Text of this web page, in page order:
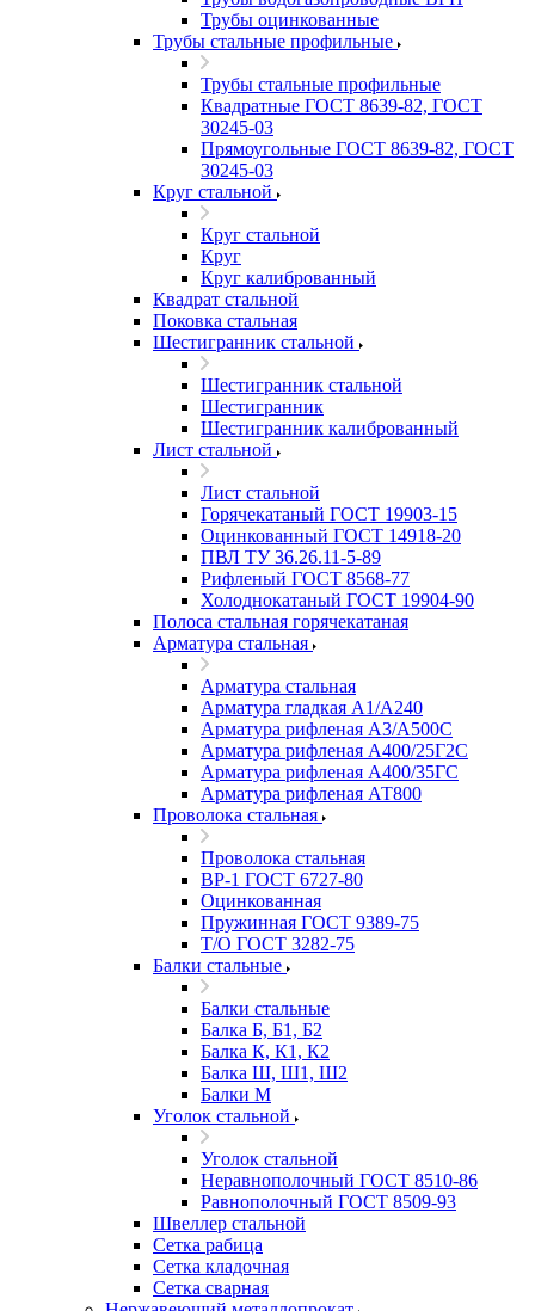
Трубы оцинкованные
Трубы стальные профильные
Трубы стальные профильные
Квадратные ГОСТ 8639-82, ГОСТ
30245-03
Прямоугольные ГОСТ 8639-82, ГОСТ
30245-03
Круг стальной
Круг стальной
Круг
Круг калиброванный
Квадрат стальной
Поковка стальная
Шестигранник стальной
Шестигранник стальной
Шестигранник
Шестигранник калиброванный
Лист стальной
Лист стальной
Горячекатаный ГОСТ 19903-15
Оцинкованный ГОСТ 14918-20
ПВЛ ТУ 36.26.11-5-89
Рифленый ГОСТ 8568-77
Холоднокатаный ГОСТ 19904-90
Полоса стальная горячекатаная
Арматура стальная
Арматура стальная
Арматура гладкая А1/А240
Арматура рифленая А3/А500С
Арматура рифленая А400/25Г2С
Арматура рифленая А400/35ГС
Арматура рифленая АТ800
Проволока стальная
Проволока стальная
ВР-1 ГОСТ 6727-80
Оцинкованная
Пружинная ГОСТ 9389-75
Т/О ГОСТ 3282-75
Балки стальные
Балки стальные
Балка Б, Б1, Б2
Балка К, К1, К2
Балка Ш, Ш1, Ш2
Балки М
Уголок стальной
Уголок стальной
Неравнополочный ГОСТ 8510-86
Равнополочный ГОСТ 8509-93
Швеллер стальной
Сетка рабица
Сетка кладочная
Сетка сварная